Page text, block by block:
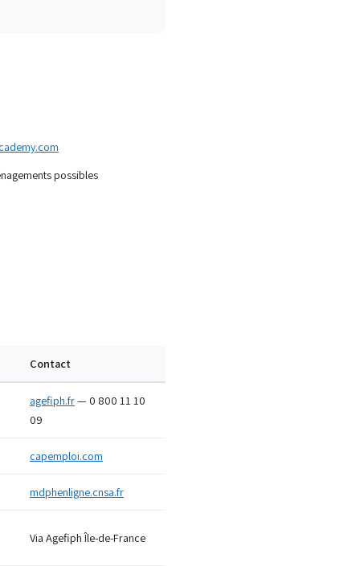
possibles
Contact
agefiph.fr— 0 800 11 10
09
capemploi.com
mdphenligne.cnsa.fr
Via Agefiph Île-de-France